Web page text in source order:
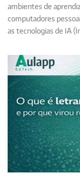
ambientes de
computadores
as tecnologias de IA